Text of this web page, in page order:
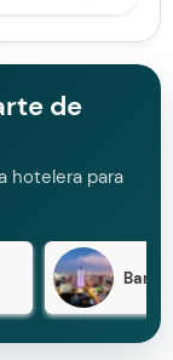
de
hotelera para